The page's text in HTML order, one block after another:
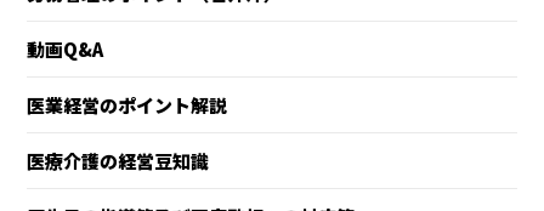
動画Q&A
医業経営のポイント解説
医療介護の経営豆知識